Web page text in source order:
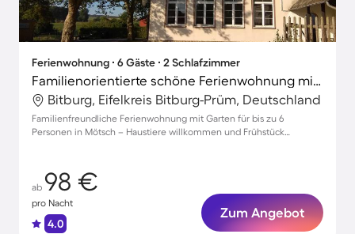
Ferienwohnung ∙ 6 Gäste ∙ 2 Schlafzimmer
Familienorientierte schöne Ferienwohnung mit Terrasse und Garten | Hunde erlaubt
Bitburg, Eifelkreis Bitburg-Prüm, Deutschland
Familienfreundliche Ferienwohnung mit Garten für bis zu 6
Personen in Mötsch – Haustiere willkommen und Frühstück
ab 98 €
pro Nacht
4.0
Zum Angebot